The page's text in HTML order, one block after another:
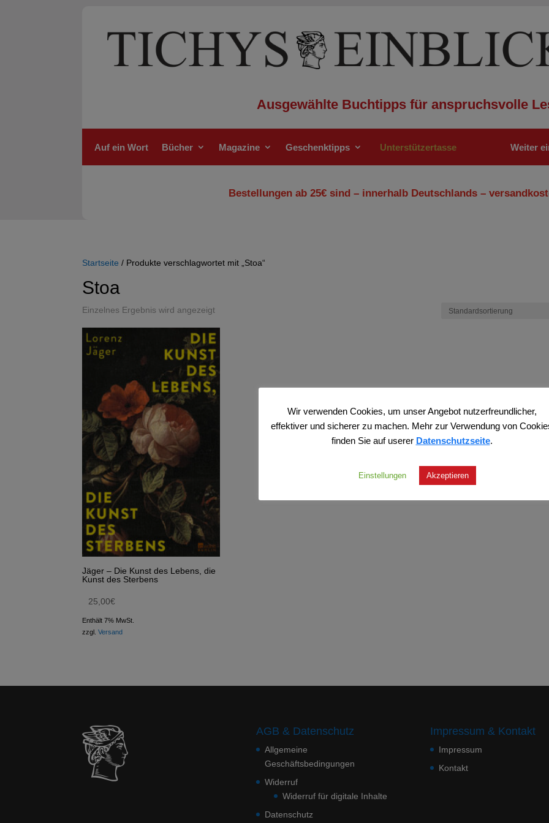
Ausgewählte Buchtipps für anspruchsvolle
Auf ein Wort Bücher Magazine Geschenktipps Unterstützertasse Weiter
Bestellungen ab 25€ sind – innerhalb Deutschlands –
Startseite / Produkte verschlagwortet mit „Stoa“
Stoa
Einzelnes Ergebnis wird angezeigt
Jäger – Die Kunst des Lebens, die
Kunst des Sterbens
25,00€
Enthält 7% MwSt.
zzgl.Versand
AGB & Datenschutz
Allgemeine
Geschäftsbedingungen
Widerruf
Widerruf für digitale Inhalte
Datenschutz
Impressum & Kontakt
Impressum
Kontakt
Wir verwenden Cookies, um unser Angebot nutzerfreundlicher,
effektiver und sicherer zu machen. Mehr zur Verwendung von
finden Sie auf userer Datenschutzseite.
Einstellungen Akzeptieren